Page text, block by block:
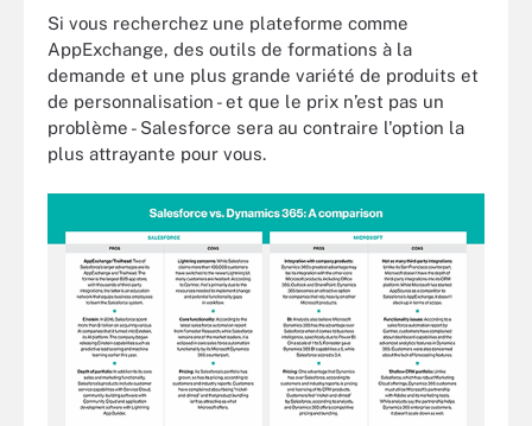
Si vous recherchez une plateforme comme
AppExchange, des outils de formations à la
demande et une plus grande variété de produits et
de personnalisation - et que le prix n’est pas un
problème - Salesforce sera au contraire l'option la
plus attrayante pour vous.